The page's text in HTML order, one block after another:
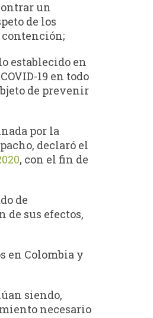
un
de los
contención;
establecido en
19 en todo
de prevenir
por la
declaró el
, con el fin de
de
sus efectos,
en Colombia y
siendo,
necesario